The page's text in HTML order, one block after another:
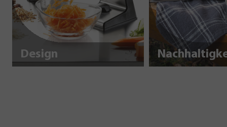
Design